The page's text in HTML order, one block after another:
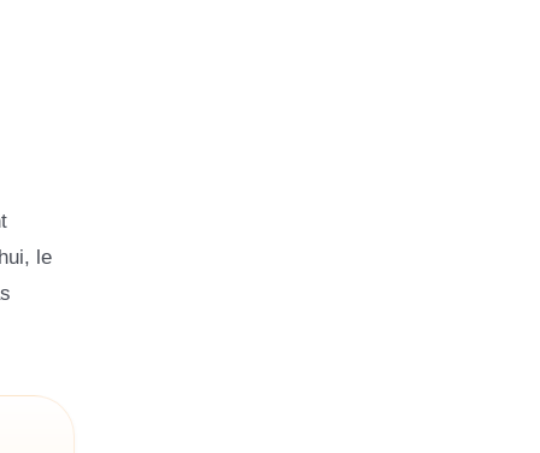
le